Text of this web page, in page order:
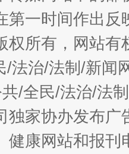
第一时间作出
权所有，网站
/法治/法制/新闻
/全民/法治/法
独家协办发布
健康网站和报